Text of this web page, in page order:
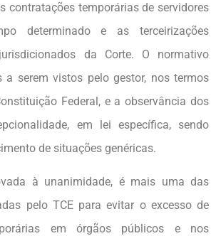
contratações temporárias de servidores
determinado e as terceirizações
da Corte. O normativo
a serem vistos pelo gestor, nos termos
Federal, e a observância dos
em lei específica, sendo
de situações genéricas.
à unanimidade, é mais uma das
pelo TCE para evitar o excesso de
em órgãos públicos e nos